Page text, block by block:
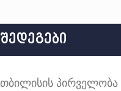
შედეგები
თბილისის